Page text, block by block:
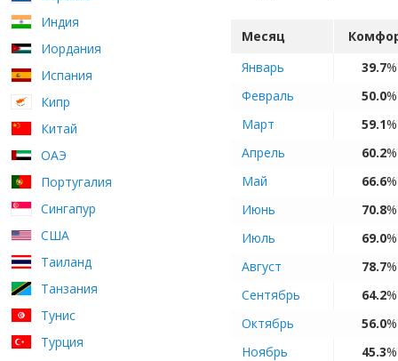
Индия
Иордания
Испания
Кипр
Китай
ОАЭ
Португалия
Сингапур
США
Таиланд
Танзания
Тунис
Турция
Месяц
Январь
39.7%
Февраль
50.0%
Март
59.1%
Апрель
60.2%
Май
66.6%
Июнь
70.8%
Июль
69.0%
Август
78.7%
Сентябрь
64.2%
Октябрь
56.0%
Ноябрь
45.3%